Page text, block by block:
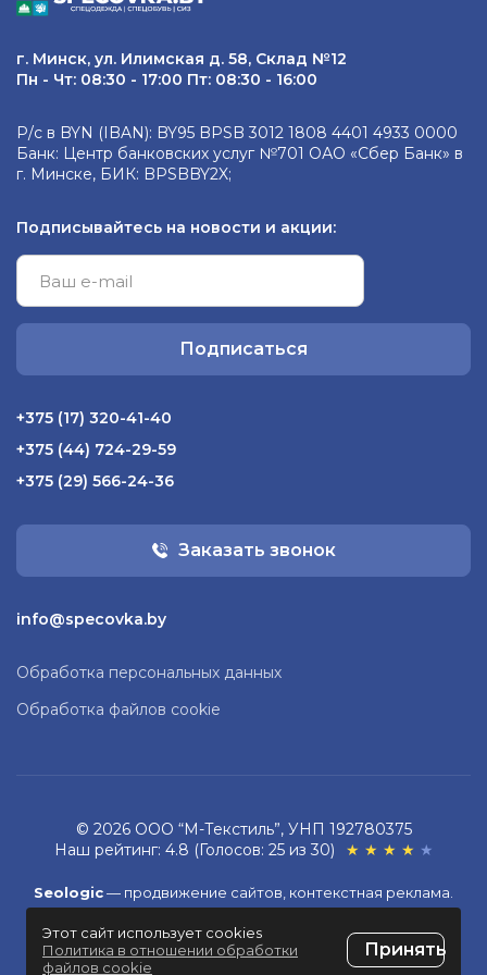
г. Минск, ул. Илимская д. 58, Склад №12
Пн - Чт: 08:30 - 17:00 Пт: 08:30 - 16:00
Р/с в BYN (IBAN): BY95 BPSB 3012 1808 4401 4933 0000
Банк: Центр банковских услуг №701 ОАО «Сбер Банк» в
г. Минске, БИК: BPSBBY2X;
Подписывайтесь на новости и акции:
Подписаться
+375 (17) 320-41-40
+375 (44) 724-29-59
+375 (29) 566-24-36
Заказать звонок
info@specovka.by
Обработка персональных данных
Обработка файлов cookie
© 2026 ООО “М-Текстиль”, УНП 192780375
Наш рейтинг: 4.8 (Голосов: 25 из 30)
★ ★ ★ ★ ★
Seologic— продвижение сайтов, контекстная реклама.
Разработка сайта ZmitroC.by™
Этот сайт использует cookies
Политика в отношении обработки
файлов cookie
Принять